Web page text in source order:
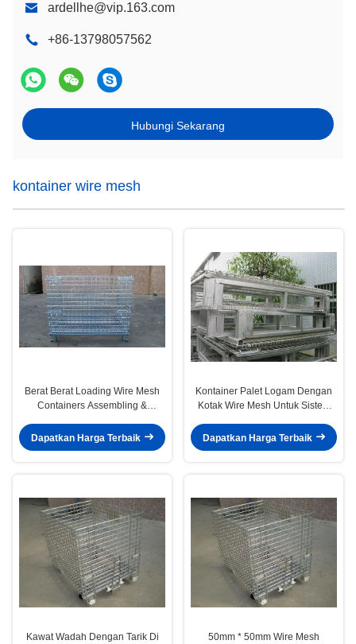
ardellhe@vip.163.com
+86-13798057562
Hubungi Sekarang
kontainer wire mesh
Berat Berat Loading Wire Mesh
Containers Assembling &
Dapatkan Harga Terbaik
Kontainer Palet Logam Dengan
Kotak Wire Mesh Untuk Sistem
Dapatkan Harga Terbaik
Kawat Wadah Dengan Tarik Di
50mm * 50mm Wire Mesh